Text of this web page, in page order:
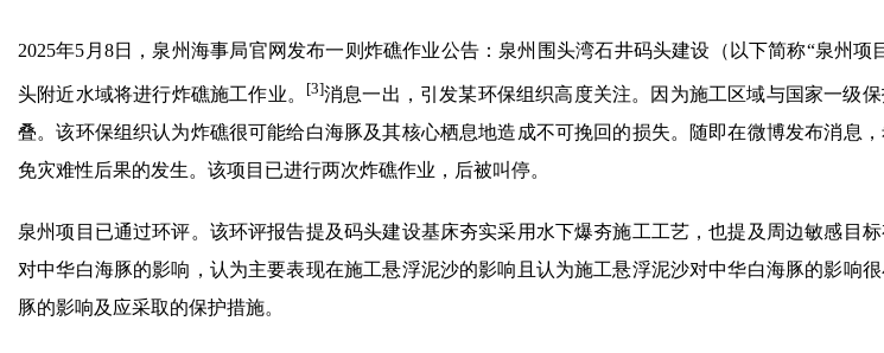
2025年5月8日，泉州海事局官网发布一则炸礁作业公告：泉州围头湾石井码头建设（以下简称“泉州
头附近水域将进行炸礁施工作业。 [3]消息一出，引发某环保组织高度关注。因为施工区域与国家一级
叠。该环保组织认为炸礁很可能给白海豚及其核心栖息地造成不可挽回的损失。随即在微博发布消息
免灾难性后果的发生。该项目已进行两次炸礁作业，后被叫停。
泉州项目已通过环评。该环评报告提及码头建设基床夯实采用水下爆夯施工工艺，也提及周边敏感目
对中华白海豚的影响，认为主要表现在施工悬浮泥沙的影响且认为施工悬浮泥沙对中华白海豚的影响
豚的影响及应采取的保护措施。